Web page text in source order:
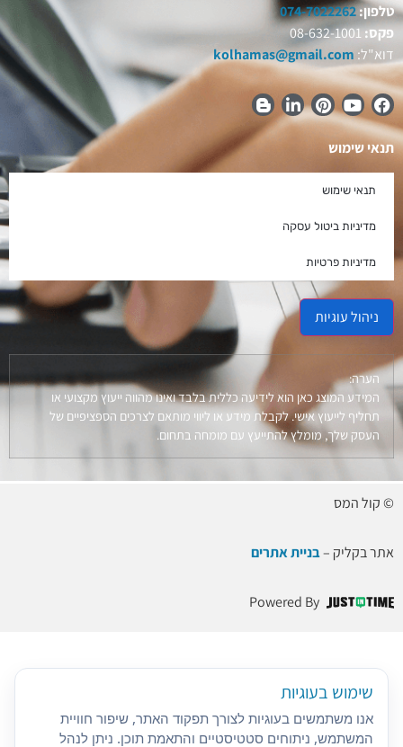
טלפון:074-7022262
פקס:08-632-1001
דוא"ל: kolhamas@gmail.com
תנאי שימוש
תנאי שימוש
מדיניות ביטול עסקה
מדיניות פרטיות
ניהול עוגיות
הערה:
המידע המוצג כאן הוא לידיעה כללית בלבד ואינו מהווה ייעוץ מקצועי או
תחליף לייעוץ אישי. לקבלת מידע או ליווי מותאם לצרכים הספציפיים של
העסק שלך, מומלץ להתייעץ עם מומחה בתחום.
© קול המס
אתר בקליק –בניית אתרים
Powered By
שימוש בעוגיות
אנו משתמשים בעוגיות לצורך תפקוד האתר, שיפור חוויית
המשתמש, ניתוחים סטטיסטיים והתאמת תוכן. ניתן לנהל